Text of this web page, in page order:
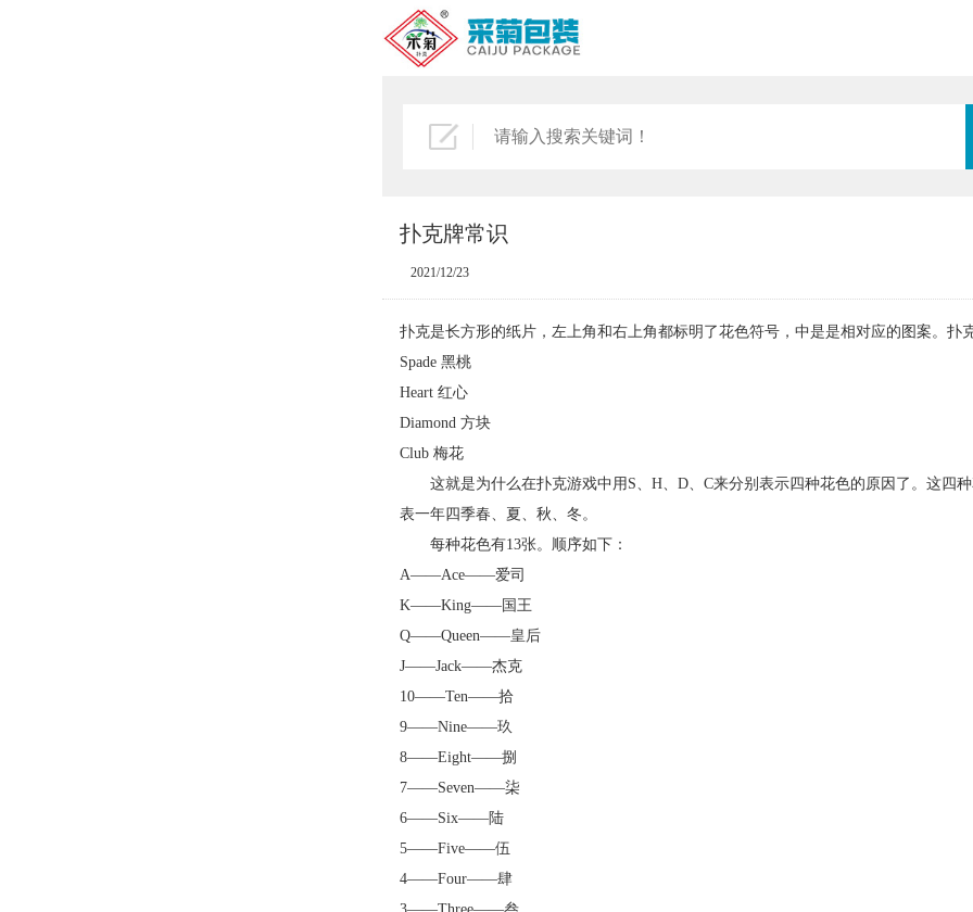
扑克牌常识
2021/12/23
扑克是长方形的纸片，左上角和右上角都标明了花色符号，中是是相对应的图案。扑
Spade 黑桃
Heart 红心
Diamond 方块
Club 梅花
这就是为什么在扑克游戏中用 S、H、D、C来分别表示四种花色的原因了。这四
表一年四季春、夏、秋、冬。
每种花色有13张。顺序如下：
A——Ace——爱司
K——King——国王
Q——Queen——皇后
J——Jack——杰克
10——Ten——拾
9——Nine——玖
8——Eight——捌
7——Seven——柒
6——Six——陆
5——Five——伍
4——Four——肆